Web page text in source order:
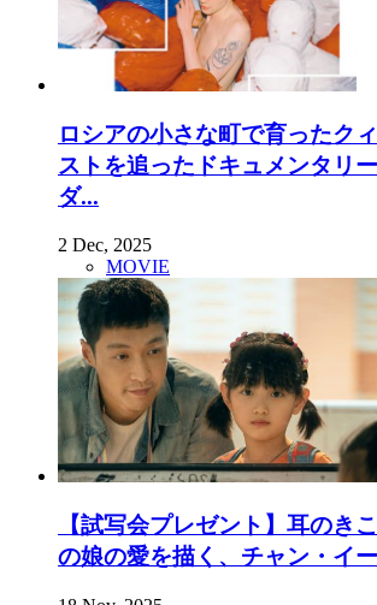
ロシアの小さな町で育ったク
ストを追ったドキュメンタリ
ダ...
2 Dec, 2025
MOVIE
【試写会プレゼント】耳のき
の娘の愛を描く、チャン・イ